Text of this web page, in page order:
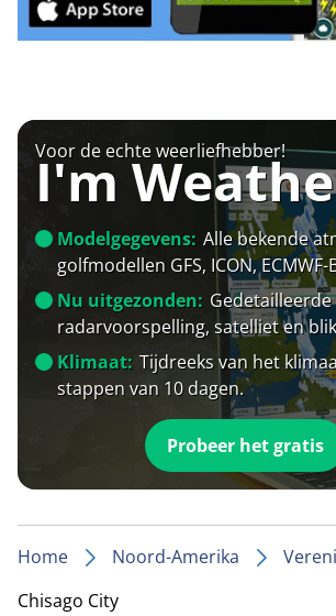
Voor de echte weerliefhebber!
I'm
Modelgegevens: Alle bekende
golfmodellen GFS, ICON, ECMWF-
Nu uitgezonden: Gedetailleerde
radarvoorspelling, satelliet en
Klimaat: Tijdreeks van het
stappen van 10 dagen.
Probeer het gratis
Home Noord-Amerika
Chisago City